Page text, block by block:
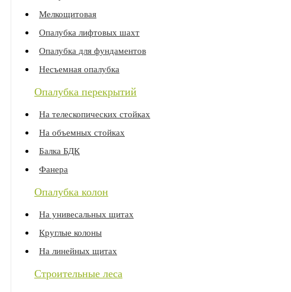
Мелкощитовая
Опалубка лифтовых шахт
Опалубка для фундаментов
Несъемная опалубка
Опалубка перекрытий
На телескопических стойках
На объемных стойках
Балка БДК
Фанера
Опалубка колон
На унивесальных щитах
Круглые колоны
На линейных щитах
Строительные леса